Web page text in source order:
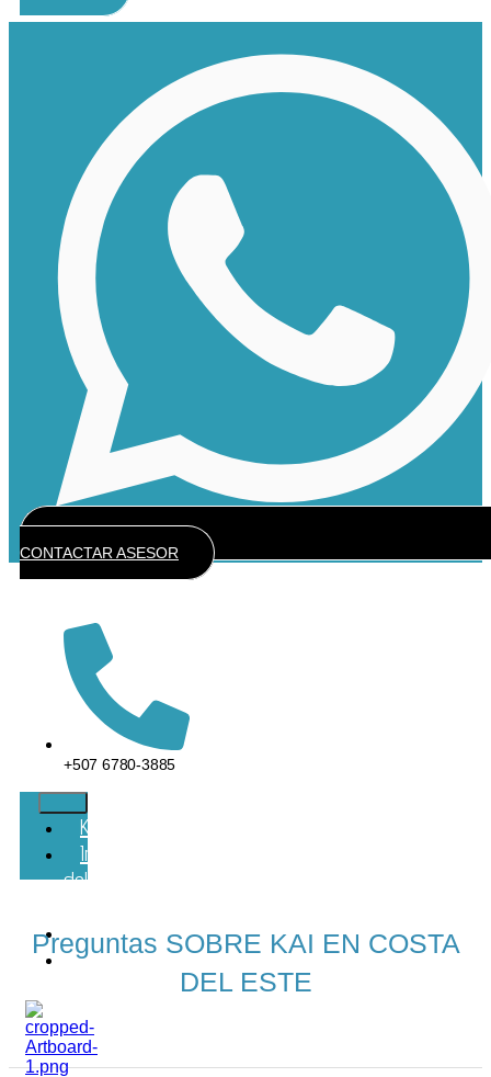
CONTACTAR ASESOR
+507 6780-3885
KAI
Información
del
Contacto
FAQS
Preguntas SOBRE KAI EN COSTA
DEL ESTE